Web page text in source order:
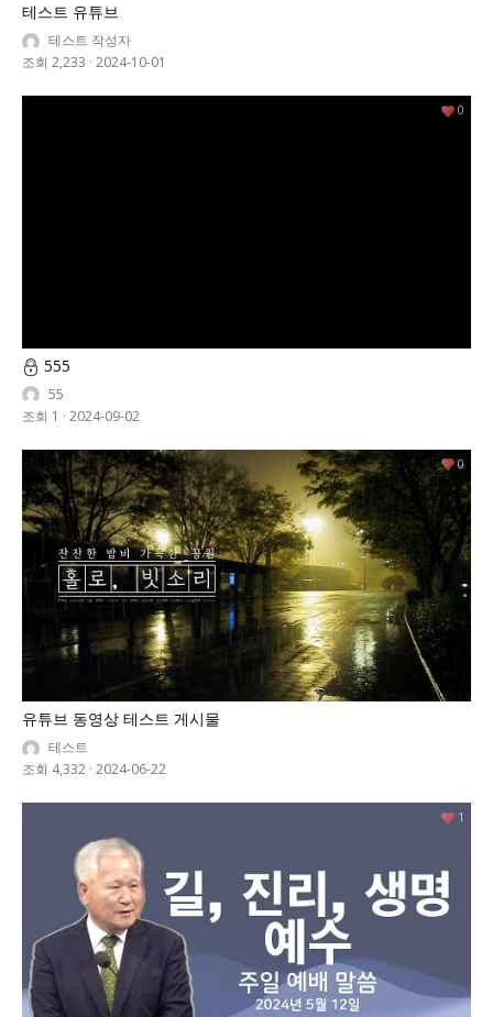
테스트 유튜브
테스트 작성자
조회 2,233 · 2024-10-01
555
55
조회 1 · 2024-09-02
0
유튜브 동영상 테스트 게시물
테스트
조회 4,332 · 2024-06-22
0
1